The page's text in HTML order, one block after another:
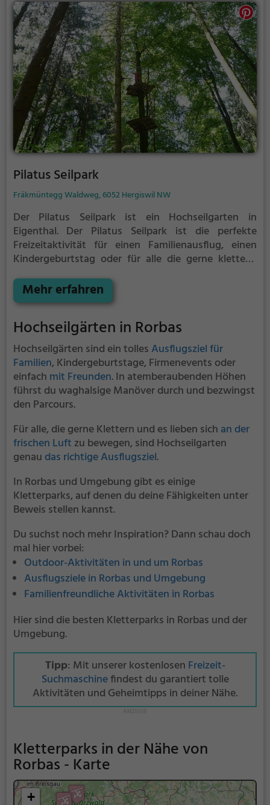
Pilatus Seilpark
Fräkmüntegg Waldweg, 6052 Hergiswil NW
Der Pilatus Seilpark ist ein Hochseilgarten in
Eigenthal. Der Pilatus Seilpark ist die perfekte
Freizeitaktivität für einen Familienausflug, einen
Kindergeburtstag oder für alle die gerne klettern.
Erdboden erwartet dich eine Welt voller Abenteuer
und Erlebnis. Der Pilatus Seilpark bietet sowohl
Menge Platz für Sport und Spaß.
Mehr erfahren
Hochseilgärten in Rorbas
Hochseilgärten sind ein tolles Ausflugsziel für
Familien, Kindergeburtstage, Firmenevents oder
einfach mit Freunden. In atemberaubenden Höhen
führst du waghalsige Manöver durch und bezwingst
den Parcours.
Für alle, die gerne Klettern und es lieben sich an der
frischen Luft zu bewegen, sind Hochseilgarten
genau das richtige Ausflugsziel.
In Rorbas und Umgebung gibt es einige
Kletterparks, auf denen du deine Fähigkeiten unter
Beweis stellen kannst.
Du suchst noch mehr Inspiration? Dann schau doch
mal hier vorbei:
Outdoor-Aktivitäten in und um Rorbas
Ausflugsziele in Rorbas und Umgebung
Familienfreundliche Aktivitäten in Rorbas
Hier sind die besten Kletterparks in Rorbas und der
Umgebung.
Tipp: Mit unserer kostenlosen Freizeit-
Suchmaschinefindest du garantiert tolle
Aktivitäten und Geheimtipps in deiner Nähe.
Kletterparks in der Nähe von
Rorbas - Karte
+